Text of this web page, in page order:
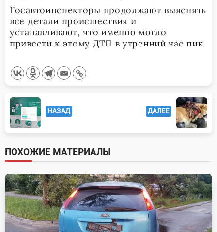
Госавтоинспекторы продолжают выяснять
все детали происшествия и
устанавливают, что именно могло
привести к этому ДТП в утренний час пик.
<span
class="nav-
subtitle
screen-
reader-
text">Page</span>
НАЗАД ДАЛЕЕ
ПОХОЖИЕ МАТЕРИАЛЫ